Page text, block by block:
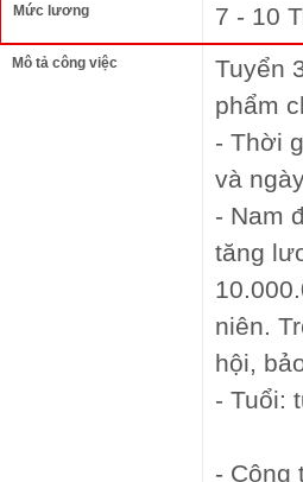
Mức lương 7 - 10
Mô tả công việc
Tuyển
phẩm
- Thời
và
- Nam
tăng
niên.
hội,
- Tuổi:
- Công